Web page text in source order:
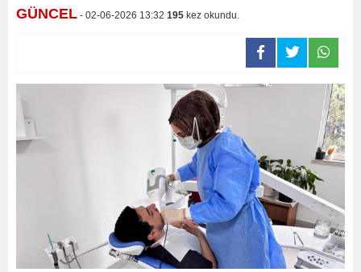
GÜNCEL - 02-06-2026 13:32 195 kez okundu.